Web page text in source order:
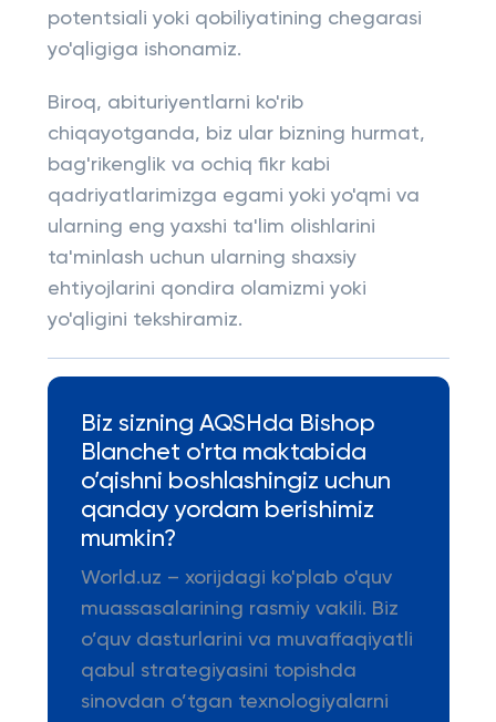
potentsiali yoki qobiliyatining chegarasi
yo'qligiga ishonamiz.
Biroq, abituriyentlarni ko'rib
chiqayotganda, biz ular bizning hurmat,
bag'rikenglik va ochiq fikr kabi
qadriyatlarimizga egami yoki yo'qmi va
ularning eng yaxshi ta'lim olishlarini
ta'minlash uchun ularning shaxsiy
ehtiyojlarini qondira olamizmi yoki
yo'qligini tekshiramiz.
Biz sizning AQSHda Bishop
Blanchet o'rta maktabida
o’qishni boshlashingiz uchun
qanday yordam berishimiz
mumkin?
World.uz – xorijdagi ko'plab o'quv
muassasalarining rasmiy vakili. Biz
o’quv dasturlarini va muvaffaqiyatli
qabul strategiyasini topishda
sinovdan o’tgan texnologiyalarni